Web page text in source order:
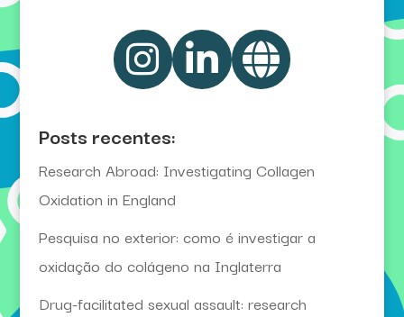
Posts recentes:
Research Abroad: Investigating Collagen
Oxidation in England
Pesquisa no exterior: como é investigar a
oxidação do colágeno na Inglaterra
Drug-facilitated sexual assault: research